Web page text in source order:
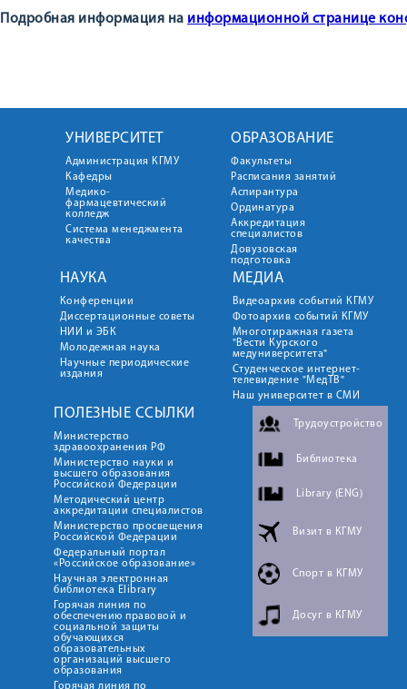
Подробная информация на информационной странице
УНИВЕРСИТЕТ
Администрация КГМУ
Кафедры
Медико-
фармацевтический
колледж
Система менеджмента
качества
ОБРАЗОВАНИЕ
Факультеты
Расписания занятий
Аспирантура
Ординатура
Аккредитация
специалистов
Довузовская
подготовка
НАУКА
Конференции
Диссертационные советы
НИИ и ЭБК
Молодежная наука
Научные периодические
издания
МЕДИА
Видеоархив событий КГМУ
Фотоархив событий КГМУ
Многотиражная газета
"Вести Курского
медуниверситета"
Студенческое интернет-
телевидение "МедТВ"
Наш университет в СМИ
ПОЛЕЗНЫЕ ССЫЛКИ
Министерство
здравоохранения РФ
Министерство науки и
высшего образования
Российской Федерации
Методический центр
аккредитации специалистов
Министерство просвещения
Российской Федерации
Федеральный портал
«Российское образование»
Научная электронная
библиотека Elibrary
Горячая линия по
обеспечению правовой и
социальной защиты
обучающихся
образовательных
организаций высшего
образования
Горячая линия по
Трудоустройство
Библиотека
Library (ENG)
Визит в КГМУ
Спорт в КГМУ
Досуг в КГМУ